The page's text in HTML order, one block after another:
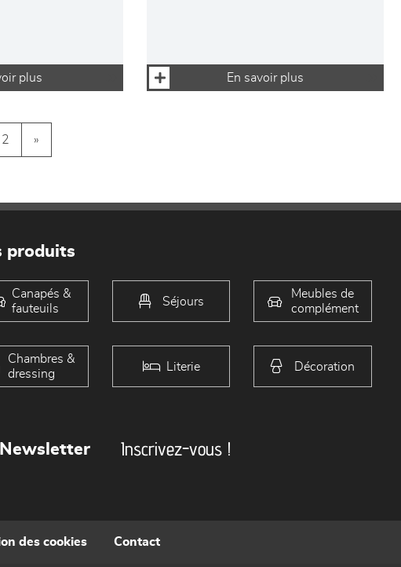
plus En savoir plus
2 »
produits
Canapés &
fauteuils
Séjours
Meubles de
complément
Chambres &
dressing
Literie Décoration
Newsletter Inscrivez-vous !
des cookies Contact